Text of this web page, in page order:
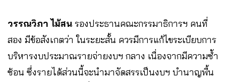
วรรณวิภา ไม้สน รองประธานคณะกรรมาธิการฯ คนที่
สอง มีข้อสังเกตว่า ในระยะสั้น ควรมีการแก้ไขระเบียบการ
บริหารงบประมาณรายจ่ายงบฯ กลาง เนื่องจากมีความซ้ำ
ซ้อน ซึ่งรายได้ส่วนนี้จะนำมาจัดสรรเป็นงบฯ บำนาญพื้น